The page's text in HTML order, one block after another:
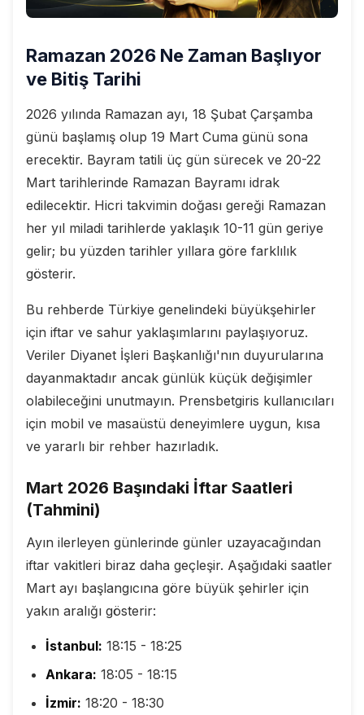
Ramazan 2026 Ne Zaman Başlıyor
ve Bitiş Tarihi
2026 yılında Ramazan ayı, 18 Şubat Çarşamba
günü başlamış olup 19 Mart Cuma günü sona
erecektir. Bayram tatili üç gün sürecek ve 20-22
Mart tarihlerinde Ramazan Bayramı idrak
edilecektir. Hicri takvimin doğası gereği Ramazan
her yıl miladi tarihlerde yaklaşık 10-11 gün geriye
gelir; bu yüzden tarihler yıllara göre farklılık
gösterir.
Bu rehberde Türkiye genelindeki büyükşehirler
için iftar ve sahur yaklaşımlarını paylaşıyoruz.
Veriler Diyanet İşleri Başkanlığı'nın duyurularına
dayanmaktadır ancak günlük küçük değişimler
olabileceğini unutmayın. Prensbetgiris kullanıcıları
için mobil ve masaüstü deneyimlere uygun, kısa
ve yararlı bir rehber hazırladık.
Mart 2026 Başındaki İftar Saatleri
(Tahmini)
Ayın ilerleyen günlerinde günler uzayacağından
iftar vakitleri biraz daha geçleşir. Aşağıdaki saatler
Mart ayı başlangıcına göre büyük şehirler için
yakın aralığı gösterir:
İstanbul: 18:15 - 18:25
Ankara: 18:05 - 18:15
İzmir: 18:20 - 18:30